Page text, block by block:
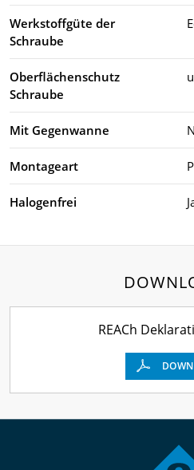
Werkstoffgüte der
Schraube
Oberflächenschutz
Schraube
Mit Gegenwanne
Montageart
Halogenfrei
REACh